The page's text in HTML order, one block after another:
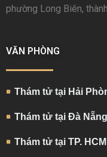
phường Long Biên,
VĂN PHÒNG
Thám tử tại Hải
Thám tử tại Đà Nẵng
Thám tử tại TP. HCM